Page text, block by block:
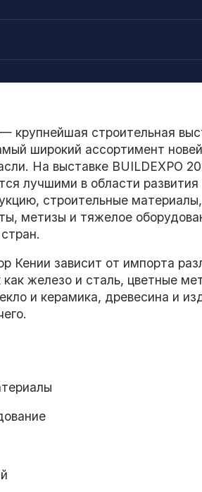
крупнейшая строительная
широкий ассортимент
На выставке BUILDEXPO
лучшими в области
строительные
метизы и тяжелое
Кении зависит от импорта
как железо и сталь, цветные
и керамика, древесина и